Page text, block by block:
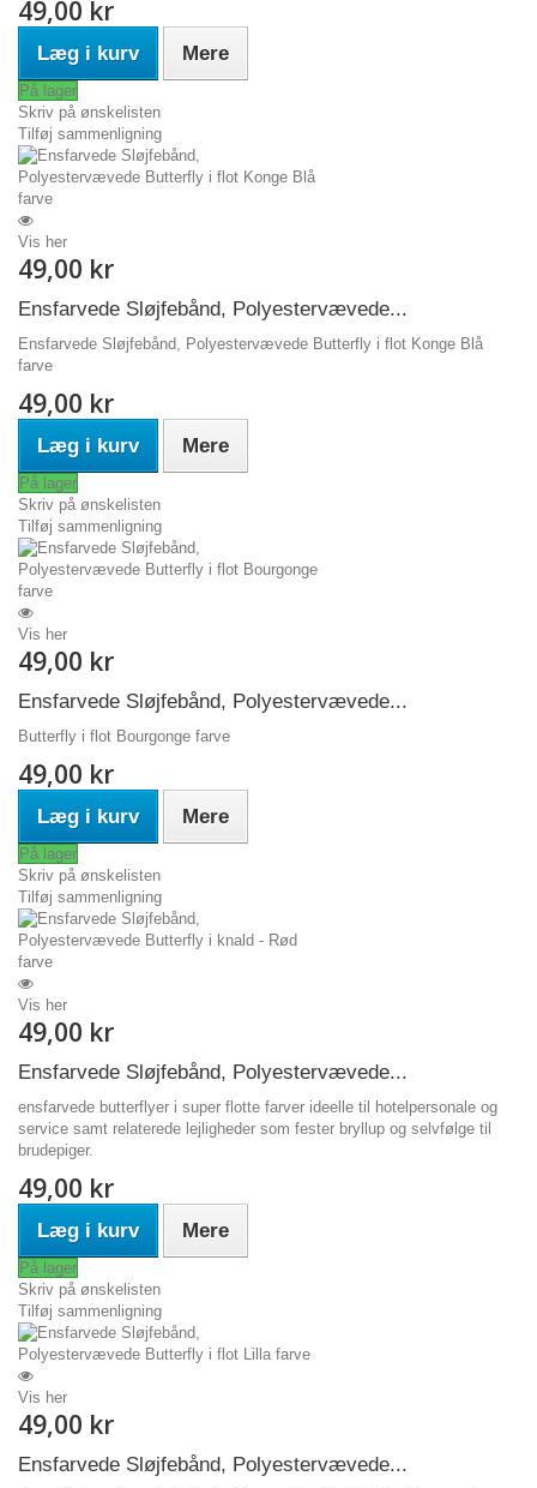
49,00 kr
Læg i kurv Mere
På lager
Skriv på ønskelisten
Tilføj sammenligning
Vis her
49,00 kr
Ensfarvede Sløjfebånd, Polyestervævede...
Ensfarvede Sløjfebånd, Polyestervævede Butterfly i flot Konge Blå
farve
49,00 kr
Læg i kurv Mere
På lager
Skriv på ønskelisten
Tilføj sammenligning
Vis her
49,00 kr
Ensfarvede Sløjfebånd, Polyestervævede...
Butterfly i flot Bourgonge farve
49,00 kr
Læg i kurv Mere
På lager
Skriv på ønskelisten
Tilføj sammenligning
Vis her
49,00 kr
Ensfarvede Sløjfebånd, Polyestervævede...
ensfarvede butterflyer i super flotte farver ideelle til hotelpersonale og
service samt relaterede lejligheder som fester bryllup og selvfølge til
brudepiger.
49,00 kr
Læg i kurv Mere
På lager
Skriv på ønskelisten
Tilføj sammenligning
Vis her
49,00 kr
Ensfarvede Sløjfebånd, Polyestervævede...